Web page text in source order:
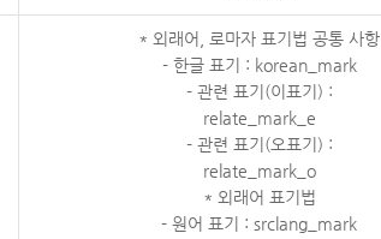
* 외래어, 로마자 표기법 공통 사항
- 한글 표기 : korean_mark
- 관련 표기(이표기) :
relate_mark_e
- 관련 표기(오표기) :
relate_mark_o
* 외래어 표기법
- 원어 표기 : srclang_mark